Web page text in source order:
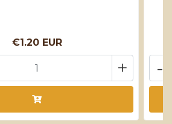
€1.20 EUR
+ -